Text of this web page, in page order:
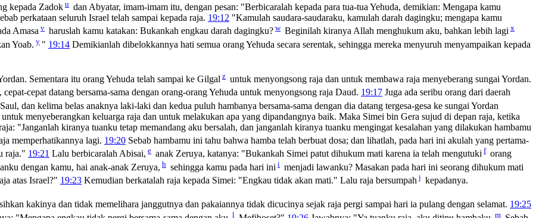
kepada Zadoku dan Abyatar, imam-imam itu, dengan pesan: "Berbicaralah kepada para tua-tua Yehuda, demikian: Mengapa kamu
perkataan seluruh Israel telah sampai kepada raja. 19:12 "Kamulah saudara-saudaraku, kamulah darah dagingku; mengapa kamu
Amasa v haruslah kamu katakan: Bukankah engkau darah dagingku? w Beginilah kiranya Allah menghukum aku, bahkan lebih lagi x
Yoab. y " 19:14 Demikianlah dibelokkannya hati semua orang Yehuda secara serentak, sehingga mereka menyuruh menyampaikan kepada
Sementara itu orang Yehuda telah sampai ke Gilgal z untuk menyongsong raja dan untuk membawa raja menyeberang sungai Yordan.
cepat datang bersama-sama dengan orang-orang Yehuda untuk menyongsong raja Daud. 19:17 Juga ada seribu orang dari daerah
Saul, dan kelima belas anaknya laki-laki dan kedua puluh hambanya bersama-sama dengan dia datang tergesa-gesa ke sungai Yordan
menyeberangkan keluarga raja dan untuk melakukan apa yang dipandangnya baik. Maka Simei bin Gera sujud di depan raja, ketika
"Janganlah kiranya tuanku tetap memandang aku bersalah, dan janganlah kiranya tuanku mengingat kesalahan yang dilakukan hambamu
memperhatikannya lagi. 19:20 Sebab hambamu ini tahu bahwa hamba telah berbuat dosa; dan lihatlah, pada hari ini akulah yang pertama-
raja." 19:21 Lalu berbicaralah Abisai, e anak Zeruya, katanya: "Bukankah Simei patut dihukum mati karena ia telah mengutuki f orang
dengan kamu, hai anak-anak Zeruya, h sehingga kamu pada hari ini i menjadi lawanku? Masakan pada hari ini seorang dihukum mati
atas Israel?" 19:23 Kemudian berkatalah raja kepada Simei: "Engkau tidak akan mati." Lalu raja bersumpah j kepadanya.
kakinya dan tidak memelihara janggutnya dan pakaiannya tidak dicucinya sejak raja pergi sampai hari ia pulang dengan selamat. 19:25
l m